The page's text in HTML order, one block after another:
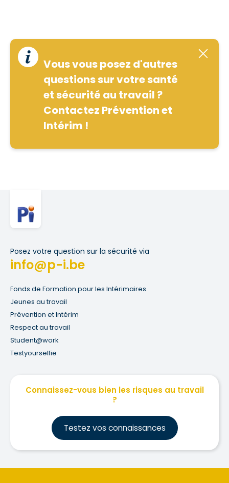
Vous vous posez d'autres
questions sur votre santé
et sécurité au travail ?
Contactez Prévention et
Intérim !
Posez votre question sur la sécurité via
info@p-i.be
Fonds de Formation pour les Intérimaires
Jeunes au travail
Prévention et Intérim
Respect au travail
Student@work
Testyourselfie
Connaissez-vous bien les risques au travail
?
Testez vos connaissances